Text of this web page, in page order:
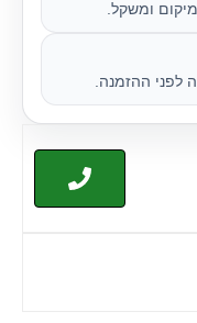
ומשקל.
לפני ההזמנה.